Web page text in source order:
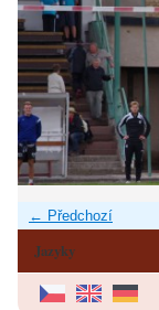
← Předchozí
Jazyky